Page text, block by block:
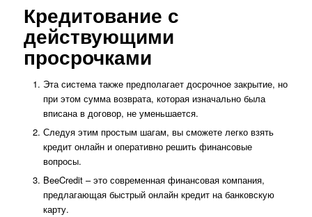
Кредитование с
действующими
просрочками
Эта система также предполагает досрочное закрытие, но
при этом сумма возврата, которая изначально была
вписана в договор, не уменьшается.
Следуя этим простым шагам, вы сможете легко взять
кредит онлайн и оперативно решить финансовые
вопросы.
BeeCredit – это современная финансовая компания,
предлагающая быстрый онлайн кредит на банковскую
карту.